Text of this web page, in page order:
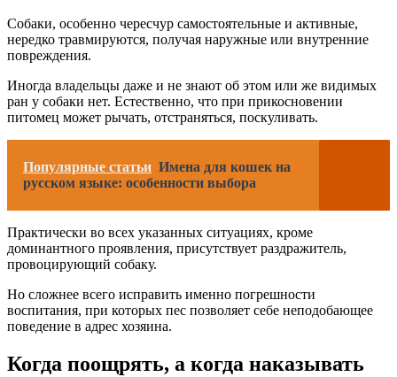
Собаки, особенно чересчур самостоятельные и активные,
нередко травмируются, получая наружные или внутренние
повреждения.
Иногда владельцы даже и не знают об этом или же видимых
ран у собаки нет. Естественно, что при прикосновении
питомец может рычать, отстраняться, поскуливать.
Популярные статьи Имена для кошек на
русском языке: особенности выбора
Практически во всех указанных ситуациях, кроме
доминантного проявления, присутствует раздражитель,
провоцирующий собаку.
Но сложнее всего исправить именно погрешности
воспитания, при которых пес позволяет себе неподобающее
поведение в адрес хозяина.
Когда поощрять, а когда наказывать